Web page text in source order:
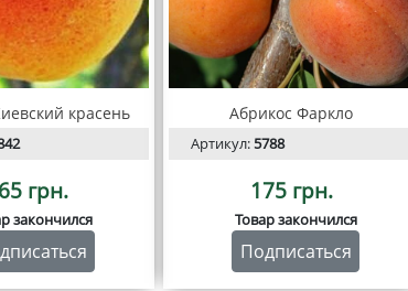
красень
грн.
закончился
Абрикос Фаркло
Артикул:5788
175 грн.
Товар закончился
Подписаться